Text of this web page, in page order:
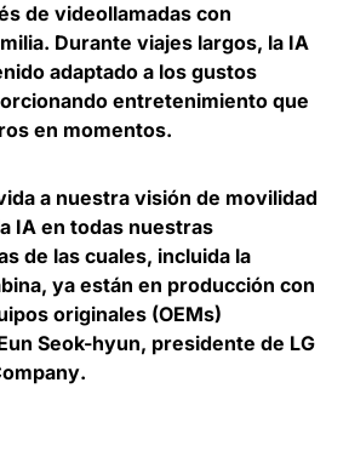
de videollamadas con
Durante viajes largos, la IA
adaptado a los gustos
entretenimiento que
en momentos.
a nuestra visión de movilidad
IA en todas nuestras
de las cuales, incluida la
ya están en producción con
originales (OEMs)
Seok-hyun, presidente de LG
.